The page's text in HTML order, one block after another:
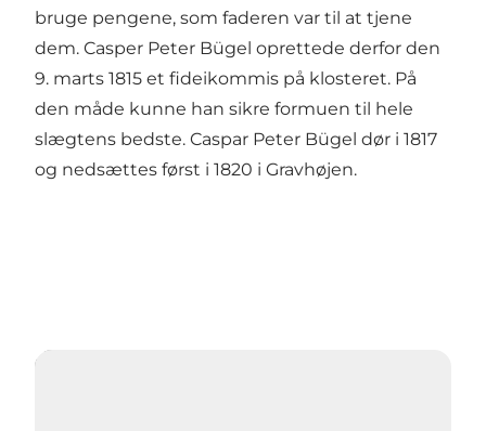
bruge pengene, som faderen var til at tjene
dem. Casper Peter Bügel oprettede derfor den
9. marts 1815 et fideikommis på klosteret. På
den måde kunne han sikre formuen til hele
slægtens bedste. Caspar Peter Bügel dør i 1817
og nedsættes først i 1820 i Gravhøjen.